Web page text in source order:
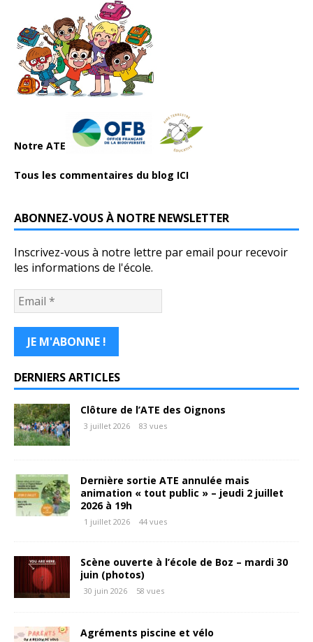
Notre ATE
Tous les commentaires du blog ICI
ABONNEZ-VOUS À NOTRE NEWSLETTER
Inscrivez-vous à notre lettre par email pour recevoir
les informations de l'école.
DERNIERS ARTICLES
Clôture de l’ATE des Oignons
3 juillet 2026 83 vues
Dernière sortie ATE annulée mais
animation « tout public » – jeudi 2 juillet
2026 à 19h
1 juillet 2026 44 vues
Scène ouverte à l’école de Boz – mardi 30
juin (photos)
30 juin 2026 58 vues
Agréments piscine et vélo